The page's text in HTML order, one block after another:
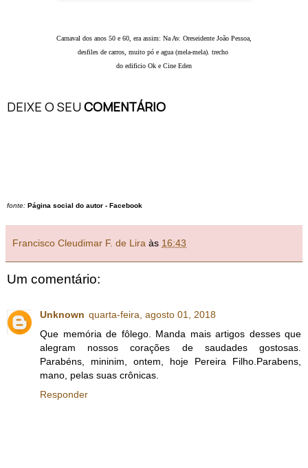
Carnaval dos anos 50 e 60, era assim: Na Av. Oreseidente João Pessoa,
desfiles de carros, muito pó e agua (mela-mela). trecho
do edificio Ok e Cine Eden
DEIXE O SEUCOMENTÁRIO
fonte: Página social do autor - Facebook
Francisco Cleudimar F. de Lira às 16:43
Um comentário:
Unknown quarta-feira, agosto 01, 2018
Que memória de fôlego. Manda mais artigos desses que
alegram nossos corações de saudades gostosas.
Parabéns, mininim, ontem, hoje Pereira Filho.Parabens,
mano, pelas suas crônicas.
Responder